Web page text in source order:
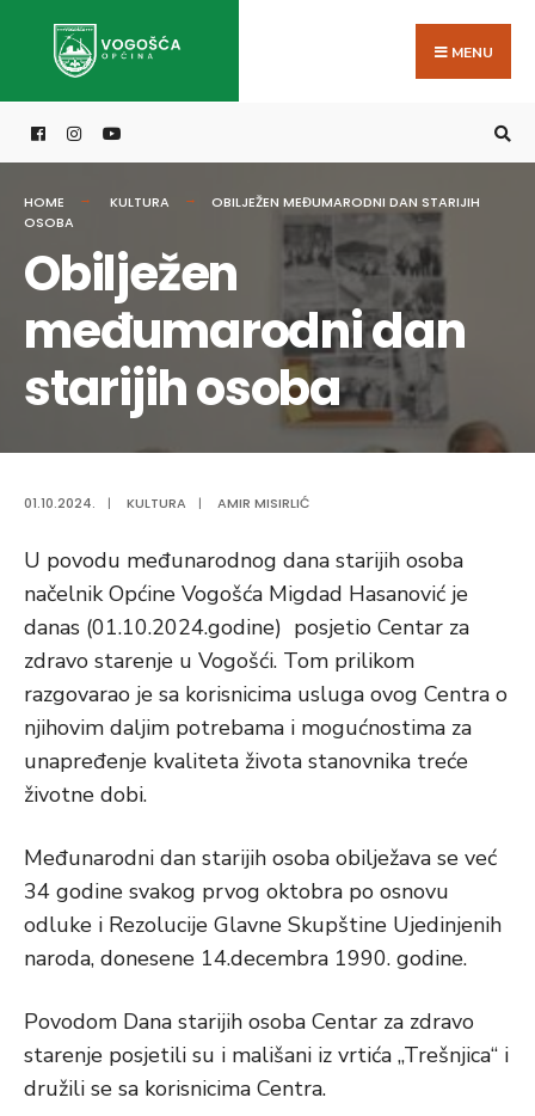
MENU
HOME KULTURA
OBILJEŽEN MEĐUMARODNI DAN STARIJIH
OSOBA
Obilježen
međumarodni dan
starijih osoba
01.10.2024. | KULTURA | AMIR MISIRLIĆ
U povodu međunarodnog dana starijih osoba
načelnik Općine Vogošća Migdad Hasanović je
danas (01.10.2024.godine) posjetio Centar za
zdravo starenje u Vogošći. Tom prilikom
razgovarao je sa korisnicima usluga ovog Centra o
njihovim daljim potrebama i mogućnostima za
unapređenje kvaliteta života stanovnika treće
životne dobi.
Međunarodni dan starijih osoba obilježava se već
34 godine svakog prvog oktobra po osnovu
odluke i Rezolucije Glavne Skupštine Ujedinjenih
naroda, donesene 14.decembra 1990. godine.
Povodom Dana starijih osoba Centar za zdravo
starenje posjetili su i mališani iz vrtića „Trešnjica“ i
družili se sa korisnicima Centra.
for: